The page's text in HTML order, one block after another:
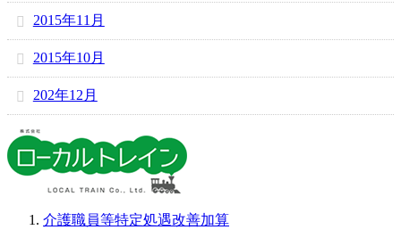
2015年11月
2015年10月
202年12月
介護職員等特定処遇改善加算